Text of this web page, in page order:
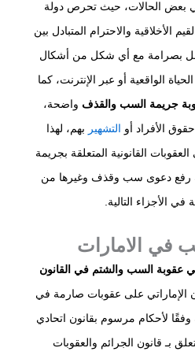
بعض الحالات، حيث تحرص دولة
الأخلاقية والاحترام المتبادل بين
بصرامة مع أي شكل من أشكال
الواقعية أو عبر الإنترنت، كما
جريمة السب والقذف واضحة،
الأفراد أو التشهير بهم، لهذا
القانونية المتعلقة بجريمة
رفع دعوى سب وقذف وغيرها من
في الأجزاء التالية.
في الامارات
عقوبة السب والشتم في القانون
الإماراتي على عقوبات صارمة في
لأحكام مرسوم بقانون اتحادي
لسنة 2021 المتعلق بـ قانون الجرائم والعقوبات